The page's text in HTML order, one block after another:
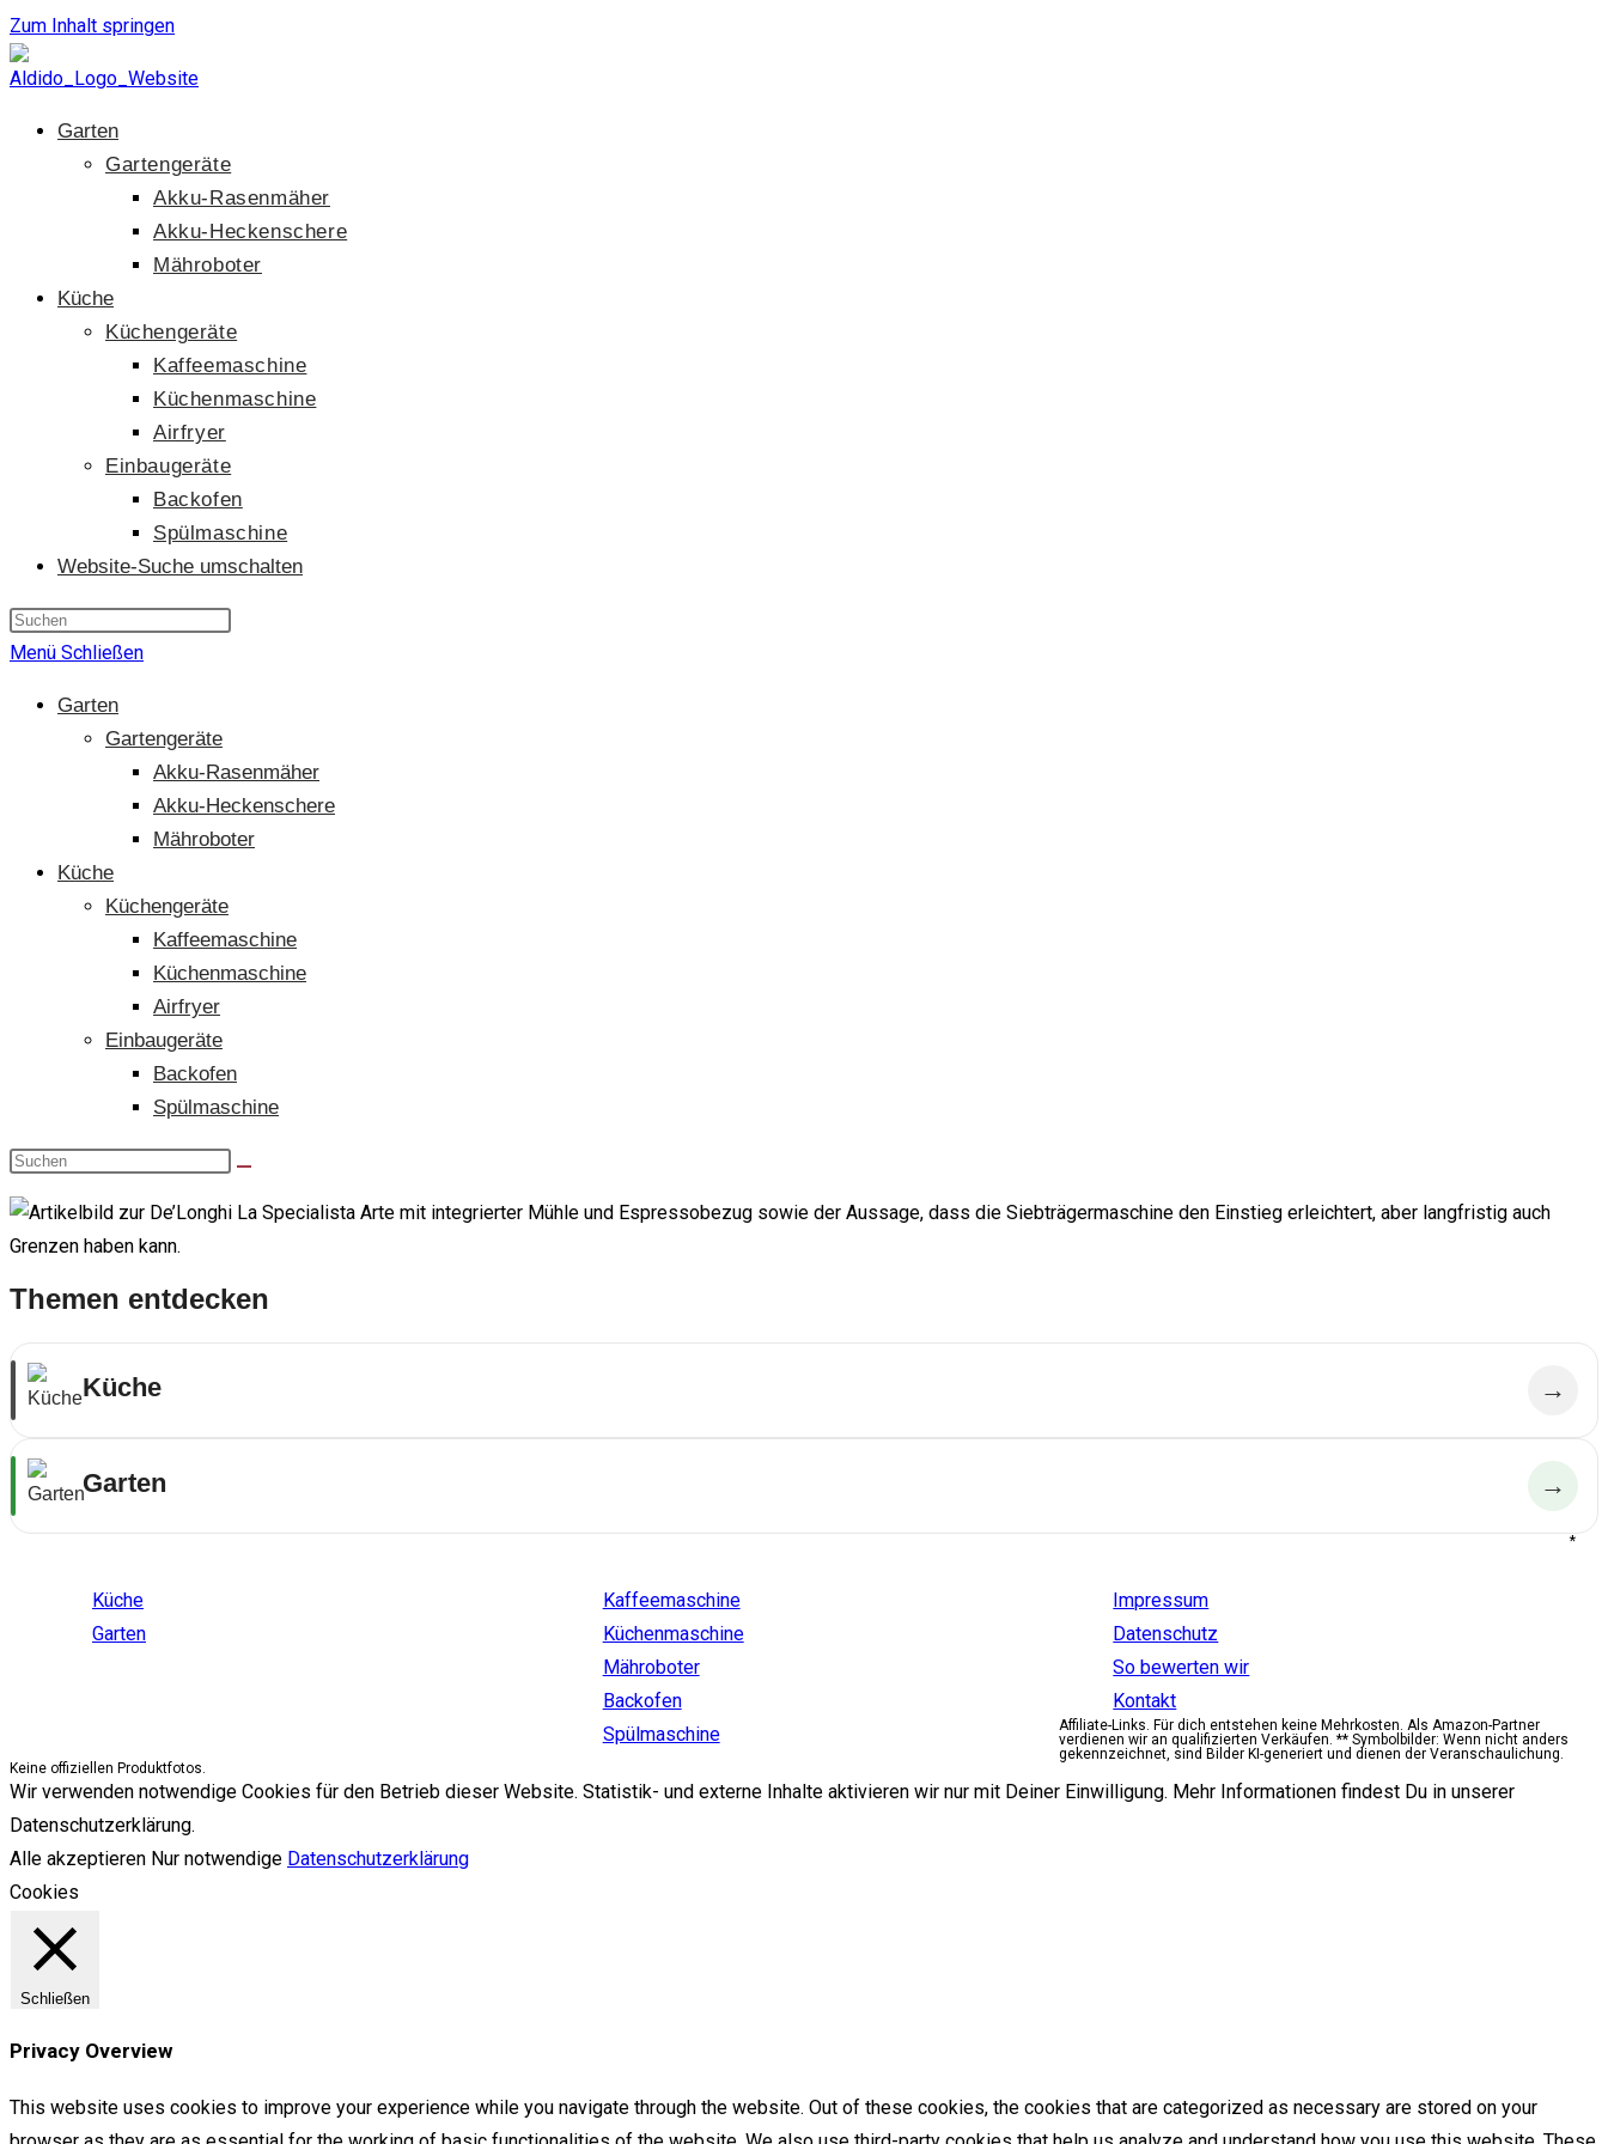
Zum Inhalt springen
Garten
Gartengeräte
Akku-Rasenmäher
Akku-Heckenschere
Mähroboter
Küche
Küchengeräte
Kaffeemaschine
Küchenmaschine
Airfryer
Einbaugeräte
Backofen
Spülmaschine
Website-Suche umschalten
Menü Schließen
Garten
Gartengeräte
Akku-Rasenmäher
Akku-Heckenschere
Mähroboter
Küche
Küchengeräte
Kaffeemaschine
Küchenmaschine
Airfryer
Einbaugeräte
Backofen
Spülmaschine
Themen entdecken
Küche →
Garten →
Küche
Garten
Kaffeemaschine
Küchenmaschine
Mähroboter
Backofen
Spülmaschine
Impressum
Datenschutz
So bewerten wir
Kontakt
*
Affiliate-Links. Für dich entstehen keine Mehrkosten. Als Amazon-Partner
verdienen wir an qualifizierten Verkäufen. ** Symbolbilder: Wenn nicht anders
gekennzeichnet, sind Bilder KI-generiert und dienen der Veranschaulichung.
Keine offiziellen Produktfotos.
Wir verwenden notwendige Cookies für den Betrieb dieser Website. Statistik- und externe Inhalte aktivieren wir nur mit Deiner Einwilligung. Mehr Informationen findest Du in unserer
Datenschutzerklärung.
Alle akzeptieren Nur notwendige Datenschutzerklärung
Cookies
Schließen
Privacy Overview
This website uses cookies to improve your experience while you navigate through the website. Out of these cookies, the cookies that are categorized as necessary are stored on your